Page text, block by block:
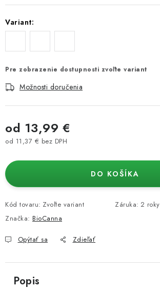
Variant:
Pre zobrazenie dostupnosti zvoľte variant
Možnosti doručenia
od 13,99 €
od 11,37 € bez DPH
DO KOŠÍKA
Kód tovaru: Zvoľte variant Záruka: 2 roky
Značka: BioCanna
Opýtať sa Zdieľať
Popis